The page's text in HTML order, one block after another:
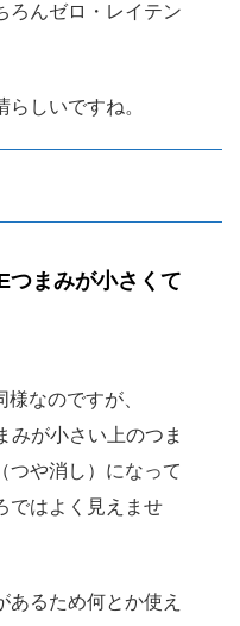
ろんゼロ・レイテン
しいですね。
つまみが小さくて
なのですが、
みが小さい上のつま
つや消し）になって
ではよく見えませ
あるため何とか使え